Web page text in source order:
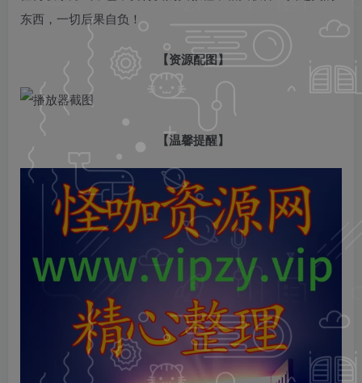
东西，一切后果自负！
【资源配图】
【温馨提醒】